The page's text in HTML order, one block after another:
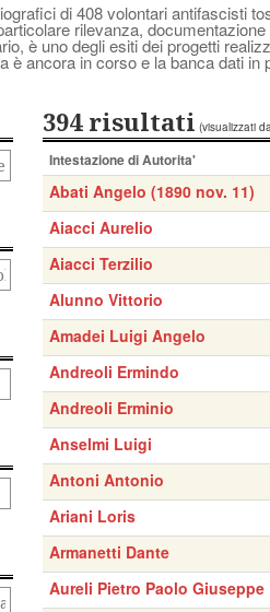
di 408 volontari antifascisti
rilevanza,
è uno degli esiti dei progetti
è ancora in corso e la banca dati in
394 risultati (visualizzati
Intestazione di Autorita'
Abati Angelo (1890 nov. 11)
Aiacci Aurelio
Aiacci Terzilio
Alunno Vittorio
Amadei Luigi Angelo
Andreoli Ermindo
Andreoli Erminio
Anselmi Luigi
Antoni Antonio
Ariani Loris
Armanetti Dante
Aureli Pietro Paolo Giuseppe